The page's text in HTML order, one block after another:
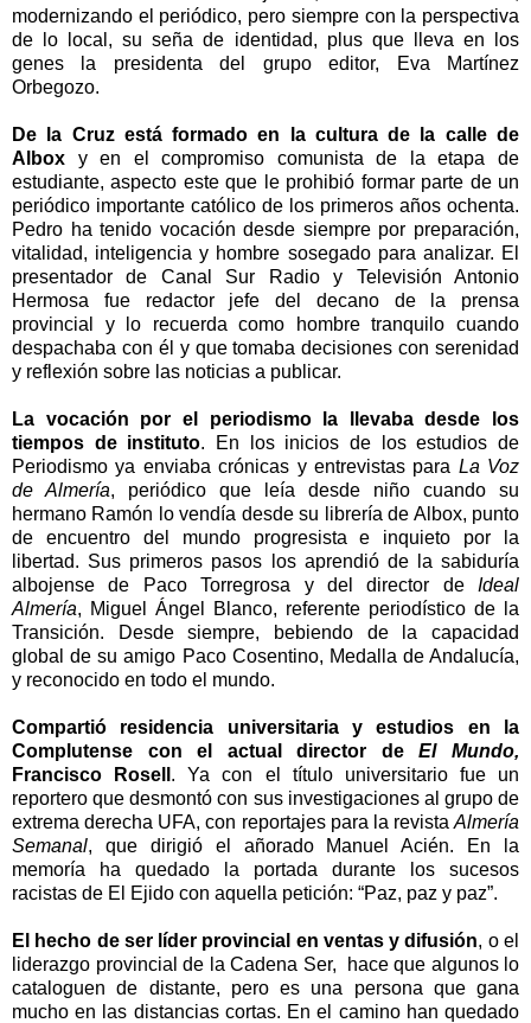
modernizando el periódico, pero siempre con la perspectiva
de lo local, su seña de identidad, plus que lleva en los
genes la presidenta del grupo editor, Eva Martínez
Orbegozo.
De la Cruz está formado en la cultura de la calle de
Albox y en el compromiso comunista de la etapa de
estudiante, aspecto este que le prohibió formar parte de un
periódico importante católico de los primeros años ochenta.
Pedro ha tenido vocación desde siempre por preparación,
vitalidad, inteligencia y hombre sosegado para analizar. El
presentador de Canal Sur Radio y Televisión Antonio
Hermosa fue redactor jefe del decano de la prensa
provincial y lo recuerda como hombre tranquilo cuando
despachaba con él y que tomaba decisiones con serenidad
y reflexión sobre las noticias a publicar.
La vocación por el periodismo la llevaba desde los
tiempos de instituto. En los inicios de los estudios de
Periodismo ya enviaba crónicas y entrevistas para La Voz
de Almería, periódico que leía desde niño cuando su
hermano Ramón lo vendía desde su librería de Albox, punto
de encuentro del mundo progresista e inquieto por la
libertad. Sus primeros pasos los aprendió de la sabiduría
albojense de Paco Torregrosa y del director de Ideal
Almería, Miguel Ángel Blanco, referente periodístico de la
Transición. Desde siempre, bebiendo de la capacidad
global de su amigo Paco Cosentino, Medalla de Andalucía,
y reconocido en todo el mundo.
Compartió residencia universitaria y estudios en la
Complutense con el actual director deEl Mundo,
Francisco Rosell . Ya con el título universitario fue un
reportero que desmontó con sus investigaciones al grupo de
extrema derecha UFA, con reportajes para la revista Almería
Semanal, que dirigió el añorado Manuel Acién. En la
memoría ha quedado la portada durante los sucesos
racistas de El Ejido con aquella petición: “Paz, paz y paz”.
El hecho de ser líder provincial en ventas y difusión, o el
liderazgo provincial de la Cadena Ser, hace que algunos lo
cataloguen de distante, pero es una persona que gana
mucho en las distancias cortas. En el camino han quedado